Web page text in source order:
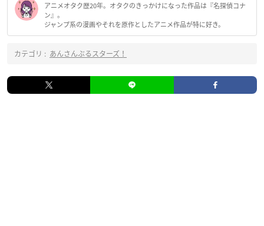
アニメオタク歴20年。オタクのきっかけになった作品は『名探偵コナ
ン』。
ジャンプ系の漫画やそれを原作としたアニメ作品が特に好き。
カテゴリ : あんさんぶるスターズ！